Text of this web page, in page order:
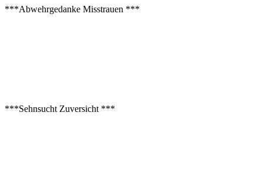
***Abwehrgedanke Misstrauen ***
***Sehnsucht Zuversicht ***